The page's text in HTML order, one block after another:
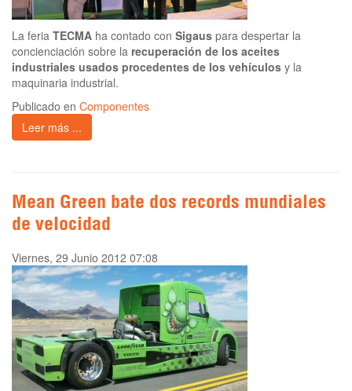
La feria TECMA ha contado con Sigaus para despertar la
concienciación sobre la recuperación de los aceites
industriales usados procedentes de los vehículos y la
maquinaria industrial.
Publicado en Componentes
Leer más ...
Mean Green bate dos records mundiales
de velocidad
Viernes, 29 Junio 2012 07:08